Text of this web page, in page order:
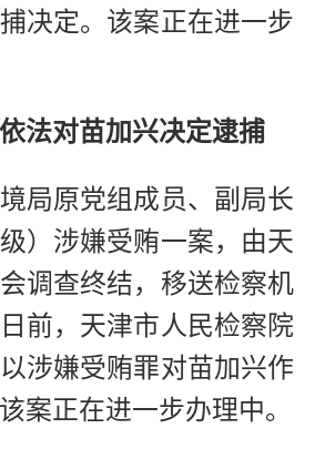
决定。该案正在进一步
法对苗加兴决定逮捕
局原党组成员、副局长
）涉嫌受贿一案，由天
调查终结，移送检察机
前，天津市人民检察院
涉嫌受贿罪对苗加兴作
案正在进一步办理中。